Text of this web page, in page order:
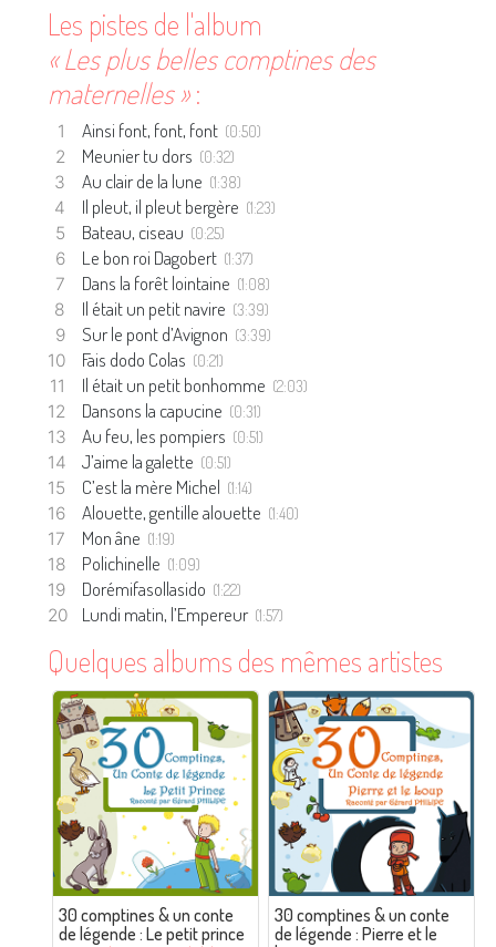
Les pistes de l'album
« Les plus belles comptines des
maternelles »:
Ainsi font, font, font (0:50)
Meunier tu dors (0:32)
Au clair de la lune (1:38)
Il pleut, il pleut bergère (1:23)
Bateau, ciseau (0:25)
Le bon roi Dagobert (1:37)
Dans la forêt lointaine (1:08)
Il était un petit navire (3:39)
Sur le pont d’Avignon (3:39)
Fais dodo Colas (0:21)
Il était un petit bonhomme (2:03)
Dansons la capucine (0:31)
Au feu, les pompiers (0:51)
J’aime la galette (0:51)
C’est la mère Michel (1:14)
Alouette, gentille alouette (1:40)
Mon âne (1:19)
Polichinelle (1:09)
Dorémifasollasido (1:22)
Lundi matin, l’Empereur (1:57)
Quelques albums des mêmes artistes
30 comptines & un conte
de légende : Le petit prince
30 comptines & un conte
de légende : Pierre et le